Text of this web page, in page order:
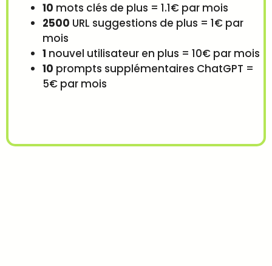
10 mots clés de plus = 1.1€ par mois
2500 URL suggestions de plus = 1€ par
mois
1 nouvel utilisateur en plus = 10€ par mois
10 prompts supplémentaires ChatGPT =
5€ par mois